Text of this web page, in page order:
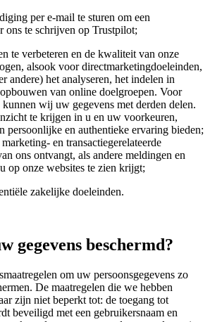
per e-mail te sturen om een
ons te schrijven op Trustpilot;
te verbeteren en de kwaliteit van onze
alsook voor directmarketingdoeleinden,
andere) het analyseren, het indelen in
van online doelgroepen. Voor
kunnen wij uw gegevens met derden delen.
te krijgen in u en uw voorkeuren,
persoonlijke en authentieke ervaring bieden;
en transactiegerelateerde
ons ontvangt, als andere meldingen en
op onze websites te zien krijgt;
zakelijke doeleinden.
gegevens beschermd?
om uw persoonsgegevens zo
De maatregelen die we hebben
zijn niet beperkt tot: de toegang tot
beveiligd met een gebruikersnaam en